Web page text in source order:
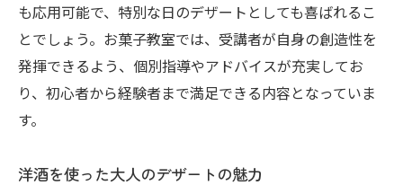
も応用可能で、特別な日のデザートとしても喜ばれるこ
とでしょう。お菓子教室では、受講者が自身の創造性を
発揮できるよう、個別指導やアドバイスが充実してお
り、初心者から経験者まで満足できる内容となっていま
す。
洋酒を使った大人のデザートの魅力